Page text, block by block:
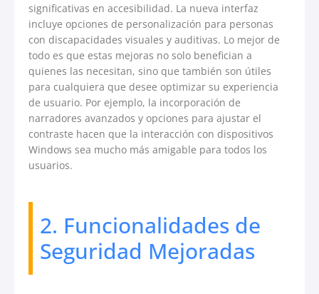
significativas en accesibilidad. La nueva interfaz
incluye opciones de personalización para personas
con discapacidades visuales y auditivas. Lo mejor de
todo es que estas mejoras no solo benefician a
quienes las necesitan, sino que también son útiles
para cualquiera que desee optimizar su experiencia
de usuario. Por ejemplo, la incorporación de
narradores avanzados y opciones para ajustar el
contraste hacen que la interacción con dispositivos
Windows sea mucho más amigable para todos los
usuarios.
2. Funcionalidades de
Seguridad Mejoradas